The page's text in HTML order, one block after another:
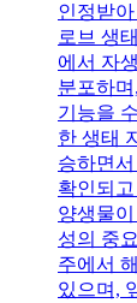
인정받
로브 생
에서 자
분포하
기능을
한 생태
승하면
확인되
양생물
성의 중
주에서
있으며,